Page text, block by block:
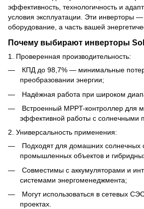
эффективность, технологичность и
условия эксплуатации. Эти инверторы
оборудование, а часть вашей
Почему выбирают инверторы
1. Проверенная производительность:
КПД до 98,7% — минимальные
преобразовании энергии;
Надёжная работа при широком
Встроенный MPPT-контроллер для
эффективной работы с солнечными
2. Универсальность применения:
Подходят для домашних солнечных
промышленных объектов и
Совместимы с аккумуляторами и
системами энергоменеджмента;
Могут использоваться в сетевых
проектах.